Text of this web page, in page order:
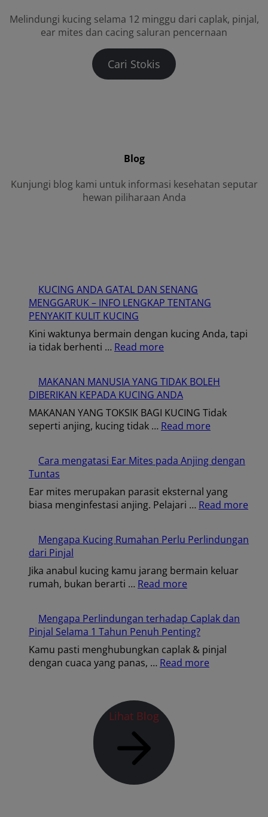
Melindungi kucing selama 12 minggu dari caplak, pinjal,
ear mites dan cacing saluran pencernaan
Cari Stokis
Blog
Kunjungi blog kami untuk informasi kesehatan seputar
hewan piliharaan Anda
KUCING ANDA GATAL DAN SENANG
MENGGARUK – INFO LENGKAP TENTANG
PENYAKIT KULIT KUCING
Kini waktunya bermain dengan kucing Anda, tapi
ia tidak berhenti … Read more
MAKANAN MANUSIA YANG TIDAK BOLEH
DIBERIKAN KEPADA KUCING ANDA
MAKANAN YANG TOKSIK BAGI KUCING Tidak
seperti anjing, kucing tidak … Read more
Cara mengatasi Ear Mites pada Anjing dengan
Tuntas
Ear mites merupakan parasit eksternal yang
biasa menginfestasi anjing. Pelajari … Read more
Mengapa Kucing Rumahan Perlu Perlindungan
dari Pinjal
Jika anabul kucing kamu jarang bermain keluar
rumah, bukan berarti … Read more
Mengapa Perlindungan terhadap Caplak dan
Pinjal Selama 1 Tahun Penuh Penting?
Kamu pasti menghubungkan caplak & pinjal
dengan cuaca yang panas, … Read more
Lihat Blog